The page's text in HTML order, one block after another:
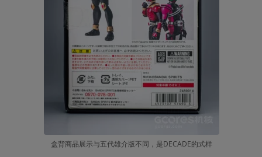
盒背商品展示与五代雄介版不同，是DECADE的式样